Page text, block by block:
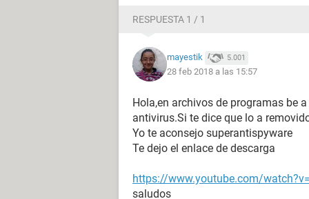
RESPUESTA 1 / 1
mayestik 5.001
28 feb 2018 a las 15:57
Hola,en archivos de programas be
antivirus.Si te dice que lo a
Yo te aconsejo superantispyware
Te dejo el enlace de descarga
https://www.youtube.com/
saludos